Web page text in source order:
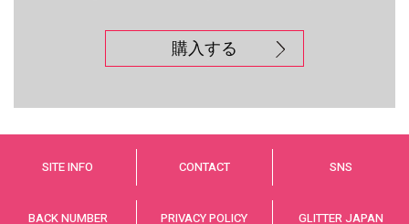
購入する
SITE INFO CONTACT SNS
BACK NUMBER PRIVACY POLICY GLITTER JAPAN